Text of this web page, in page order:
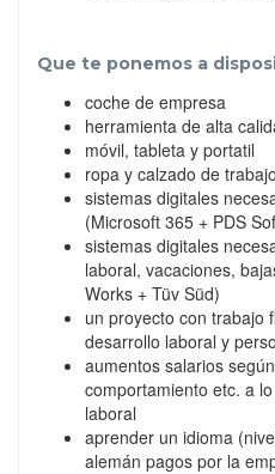
Que te ponemos a
coche de empresa
herramienta de alta
móvil, tableta y portatil
ropa y calzado de trabajo
sistemas digitales
(Microsoft 365 + PDS
sistemas digitales
laboral, vacaciones,
Works + Tüv Süd)
un proyecto con trabajo
desarrollo laboral y
aumentos salarios
comportamiento etc. a
laboral
aprender un idioma
alemán pagos por la